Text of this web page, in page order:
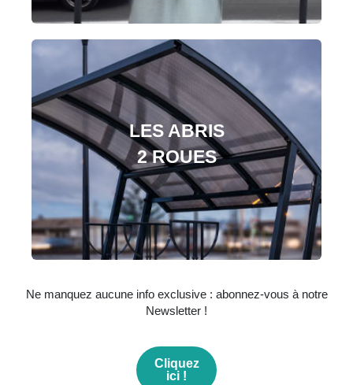
LES ABRIS
2 ROUES
Ne manquez aucune info exclusive : abonnez-vous à notre
Newsletter !
Cliquez
ici !